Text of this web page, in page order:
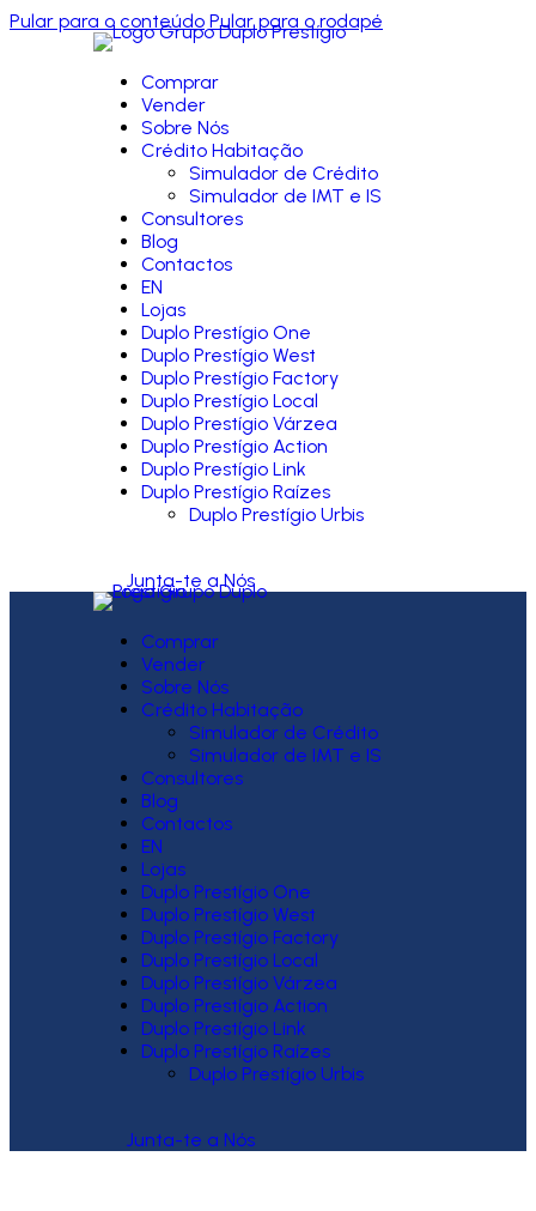
Pular para o conteúdo Pular para o rodapé
Comprar
Vender
Sobre Nós
Crédito Habitação
Simulador de Crédito
Simulador de IMT e IS
Consultores
Blog
Contactos
EN
Lojas
Duplo Prestígio One
Duplo Prestígio West
Duplo Prestígio Factory
Duplo Prestígio Local
Duplo Prestígio Várzea
Duplo Prestígio Action
Duplo Prestígio Link
Duplo Prestígio Raízes
Duplo Prestígio Urbis
Junta-te a Nós
Comprar
Vender
Sobre Nós
Crédito Habitação
Simulador de Crédito
Simulador de IMT e IS
Consultores
Blog
Contactos
EN
Lojas
Duplo Prestígio One
Duplo Prestígio West
Duplo Prestígio Factory
Duplo Prestígio Local
Duplo Prestígio Várzea
Duplo Prestígio Action
Duplo Prestígio Link
Duplo Prestígio Raízes
Duplo Prestígio Urbis
Junta-te a Nós